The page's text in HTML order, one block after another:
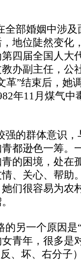
全部婚姻中涉
地位陡然变化
四届全国人大
办副主任，公
革”结束后，她
年11月煤气中
强的群体意识
都逊色一筹。
的困境，处在
、关心、帮助
们很容易为农
另一个原因是
青年，很多是
、坏、右分子